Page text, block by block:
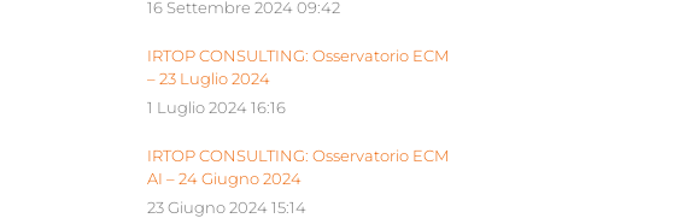
16 Settembre 2024 09:42
IRTOP CONSULTING: Osservatorio ECM
– 23 Luglio 2024
1 Luglio 2024 16:16
IRTOP CONSULTING: Osservatorio ECM
AI – 24 Giugno 2024
23 Giugno 2024 15:14